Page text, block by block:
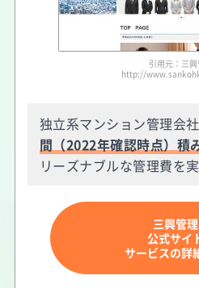
引用元：三興
http://
独立系マンション管理会
間（2022年確認時点）積
リーズナブルな管理費を
三興管
公式サイ
サービスの詳